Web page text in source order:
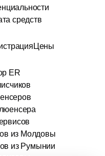
средств
Цены
ER
из Молдовы
из Румынии